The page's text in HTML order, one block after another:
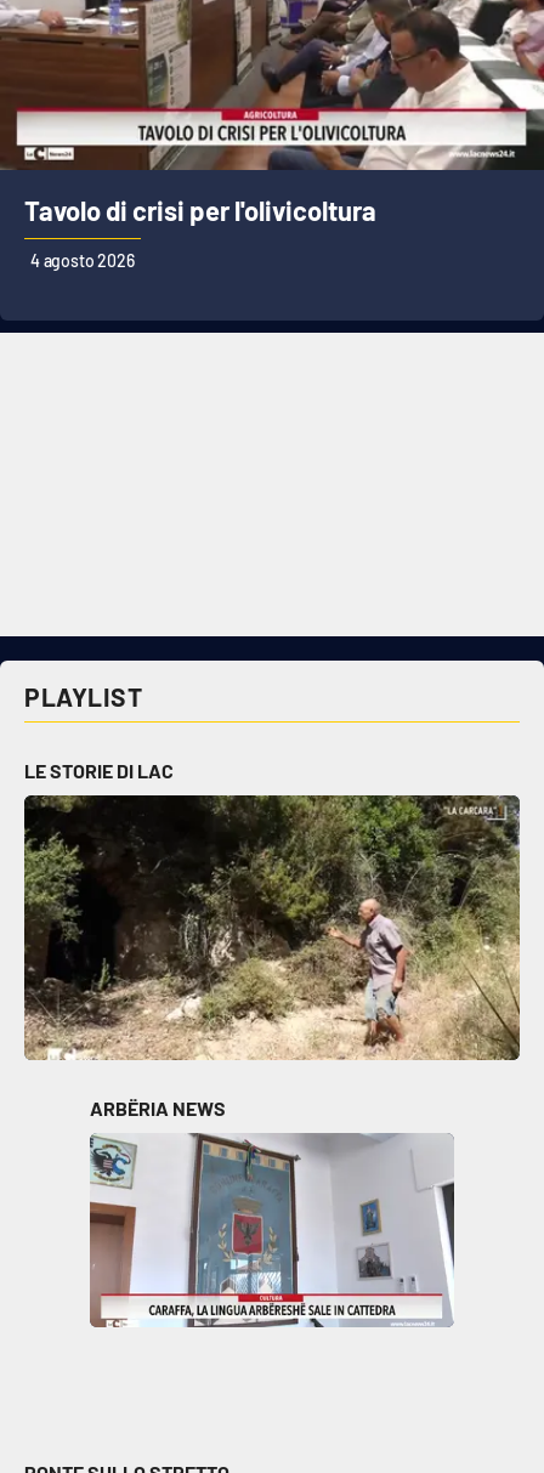
Tavolo di crisi per l'olivicoltura
4 agosto 2026
PLAYLIST
LE STORIE DI LAC
ARBËRIA NEWS